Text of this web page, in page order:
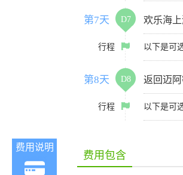
第7天 D7 欢乐海
行程 以下是可
第8天 D8 返回迈
行程 以下是可
费用说明
费用包含